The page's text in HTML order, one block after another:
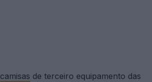
camisas de terceiro equipamento das